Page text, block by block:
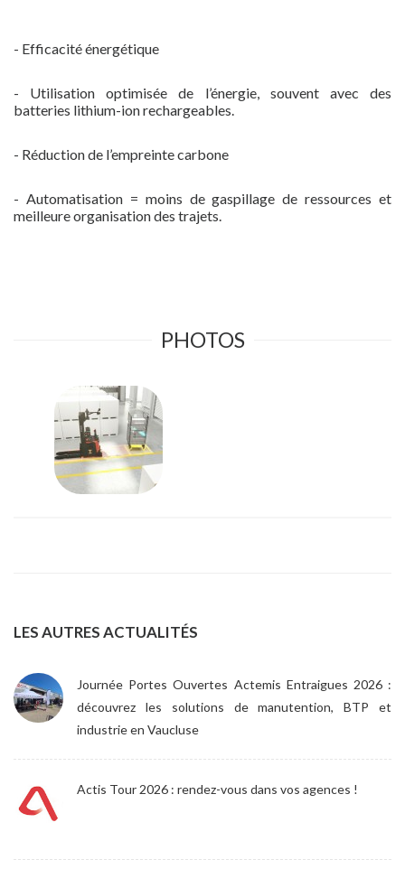
- Efficacité énergétique
- Utilisation optimisée de l’énergie, souvent avec des
batteries lithium-ion rechargeables.
- Réduction de l’empreinte carbone
- Automatisation = moins de gaspillage de ressources et
meilleure organisation des trajets.
PHOTOS
LES AUTRES ACTUALITÉS
Journée Portes Ouvertes Actemis Entraigues 2026 :
découvrez les solutions de manutention, BTP et
industrie en Vaucluse
Actis Tour 2026 : rendez-vous dans vos agences !